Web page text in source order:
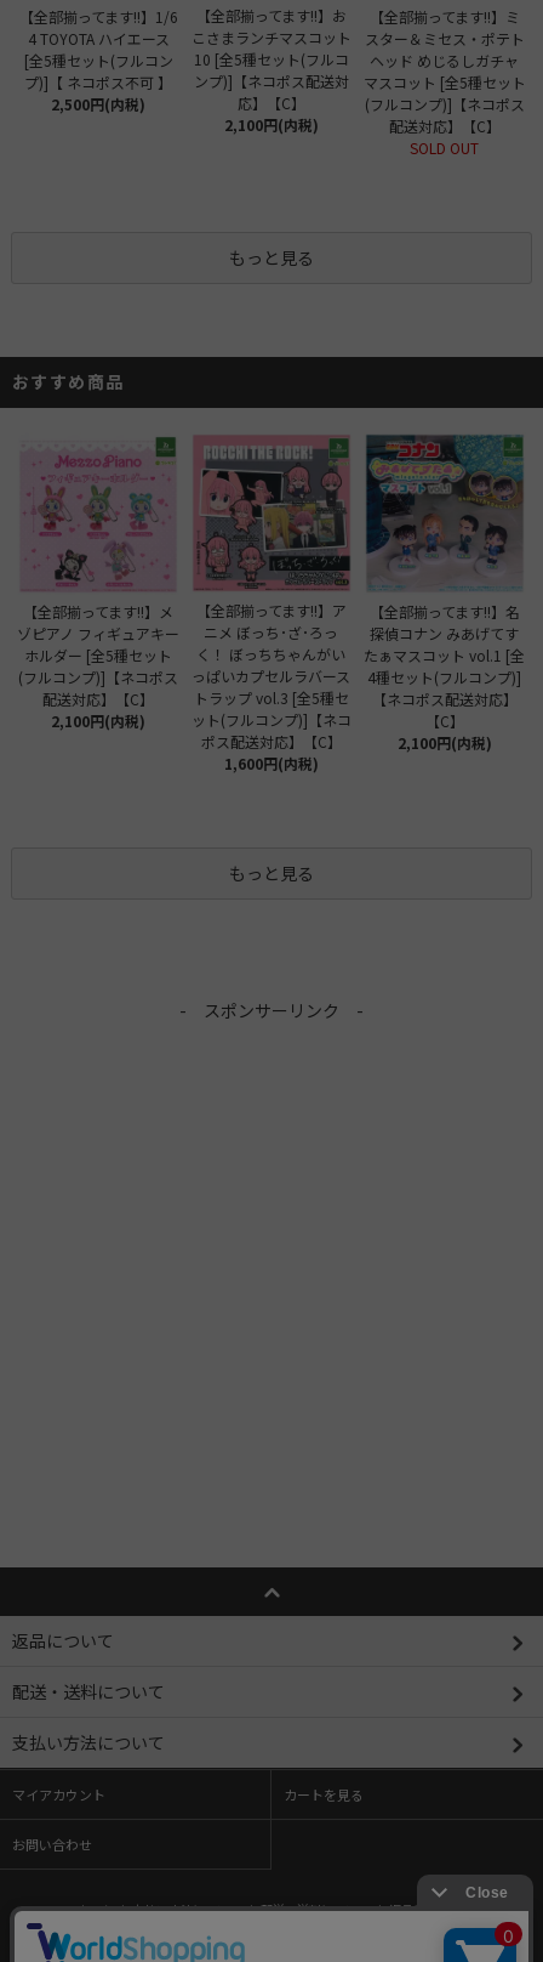
【全部揃ってます!!】1/6
4 TOYOTA ハイエース
[全5種セット(フルコン
プ)]【 ネコポス不可 】
2,500円(内税)
【全部揃ってます!!】お
こさまランチマスコット
10 [全5種セット(フルコ
ンプ)]【ネコポス配送対
応】【C】
2,100円(内税)
【全部揃ってます!!】ミ
スター＆ミセス・ポテト
ヘッド めじるしガチャ
マスコット [全5種セット
(フルコンプ)]【ネコポス
配送対応】【C】
SOLD OUT
もっと見る
おすすめ商品
【全部揃ってます!!】メ
ゾピアノ フィギュアキー
ホルダー [全5種セット
(フルコンプ)]【ネコポス
配送対応】【C】
2,100円(内税)
【全部揃ってます!!】ア
ニメ ぼっち･ざ･ろっ
く！ ぼっちちゃんがい
っぱいカプセルラバース
トラップ vol.3 [全5種セ
ット(フルコンプ)]【ネコ
ポス配送対応】【C】
1,600円(内税)
【全部揃ってます!!】名
探偵コナン みあげてす
たぁマスコット vol.1 [全
4種セット(フルコンプ)]
【ネコポス配送対応】
【C】
2,100円(内税)
もっと見る
- スポンサーリンク -
返品について
配送・送料について
支払い方法について
マイアカウント カートを見る
お問い合わせ
ホーム / 支払い方法について / 配送・送料について / 返品について /
特定商取引法に基づく表記
メルマガ登録・解除 /
ショップブログ